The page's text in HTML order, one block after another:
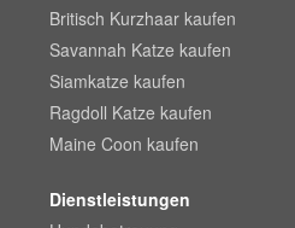
Britisch Kurzhaar kaufen
Savannah Katze kaufen
Siamkatze kaufen
Ragdoll Katze kaufen
Maine Coon kaufen
Dienstleistungen